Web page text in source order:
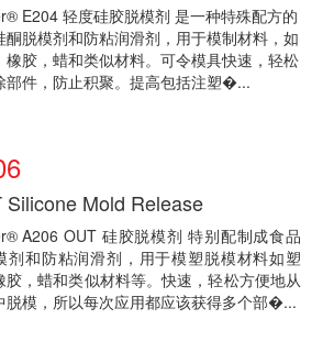
E204 轻度硅胶脱模剂 是一种特殊配方的
酮脱模剂和防粘润滑剂，用于模制材料，如
橡胶，蜡和类似材料。可令模具快速，轻松
部件，防止积聚。提高包括注塑�...
Silicone Mold Release
A206 OUT 硅胶脱模剂 特别配制成食品
剂和防粘润滑剂，用于模塑脱模材料如塑
胶，蜡和类似材料等。快速，轻松方便地从
脱模，所以每次应用都应该获得多个部�...